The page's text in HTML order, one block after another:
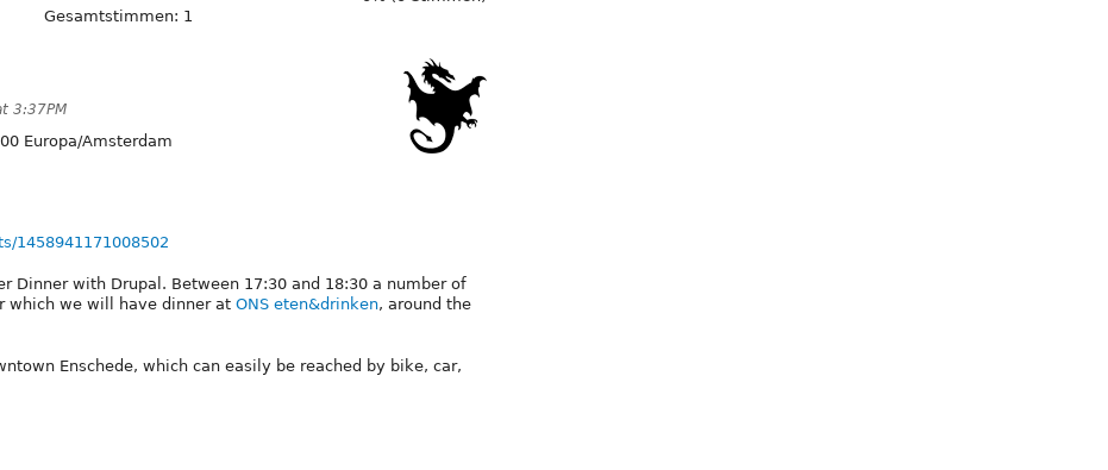
Gesamtstimmen: 1
3:37PM
Europa/Amsterdam
1458941171008502
Dinner with Drupal. Between 17:30 and 18:30 a number of
which we will have dinner at ONS eten&drinken, around the
Enschede, which can easily be reached by bike, car,